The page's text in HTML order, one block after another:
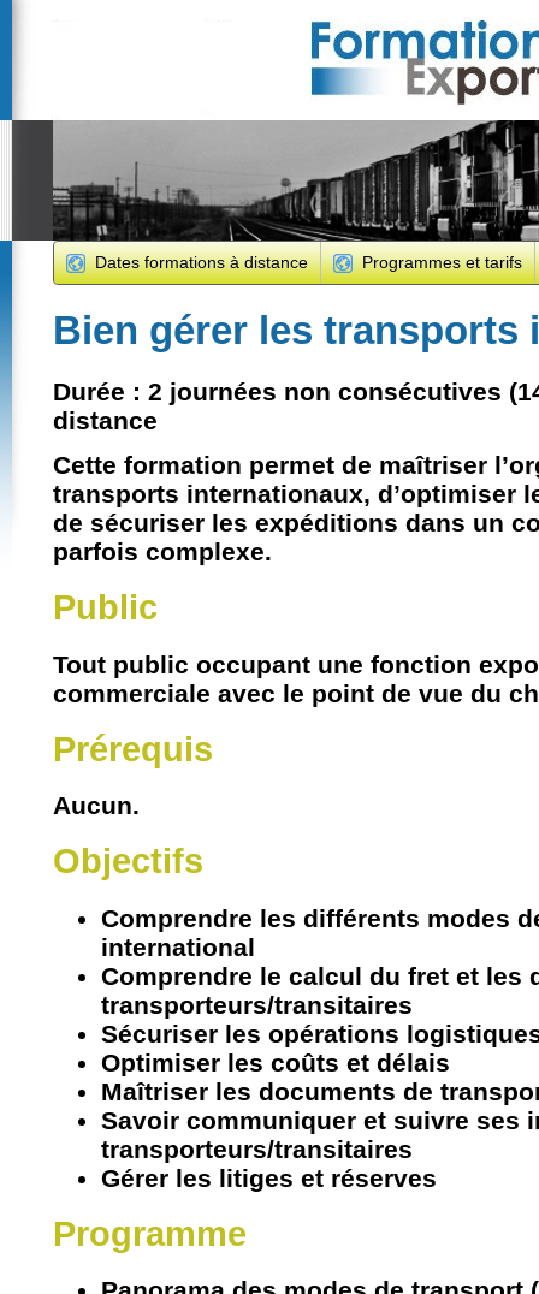
Dates formations à distance Programmes et tarifs
Bien gérer les transports
Durée : 2 journées non consécutives
distance
Cette formation permet de maîtriser
transports internationaux, d’optimiser
de sécuriser les expéditions dans un
parfois complexe.
Public
Tout public occupant une fonction
commerciale avec le point de vue du
Prérequis
Aucun.
Objectifs
Comprendre les différents modes
international
Comprendre le calcul du fret et les
transporteurs/transitaires
Sécuriser les opérations
Optimiser les coûts et délais
Maîtriser les documents de
Savoir communiquer et suivre ses
transporteurs/transitaires
Gérer les litiges et réserves
Programme